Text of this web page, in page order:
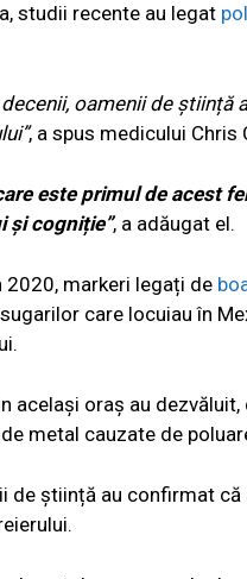
studii recente au legat
oamenii de
, a spus medicului Chris
este primul de acest
și cogniție”, a adăugat el.
2020, markeri legați de
care locuiau în
același oraș au
metal cauzate de
de știință au confirmat